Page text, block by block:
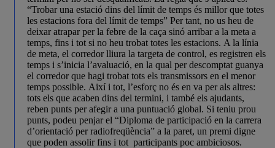
“Trobar una estació dins del límit de temps és millor que totes
les estacions fora del límit de temps” Per tant, no us heu de
deixar atrapar per la febre de la caça sinó arribar a la meta a
temps, fins i tot si no heu trobat totes les estacions. A la línia
de meta, el corredor lliura la targeta de control, es registren els
temps i s’inicia l’avaluació, en la qual per descomptat guanya
el corredor que hagi trobat tots els transmissors en el menor
temps possible. Així i tot, l’esforç no és en va per als altres:
tots els que acaben dins del termini, i també els ajudants,
reben punts per afegir a una puntuació global. Si teniu prou
punts, podeu penjar el “Diploma de participació en la carrera
d’orientació per radiofreqüència” a la paret, un premi digne
que poden assolir fins i tot participants poc ambiciosos.